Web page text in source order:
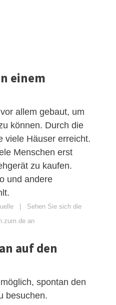
einem
allem gebaut, um
können. Durch die
viele Häuser erreicht.
Menschen erst
zu kaufen.
und andere
Sehen Sie sich die
an
auf den
spontan den
besuchen.